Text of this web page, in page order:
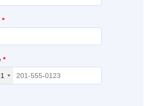
*
your area, country and access
*